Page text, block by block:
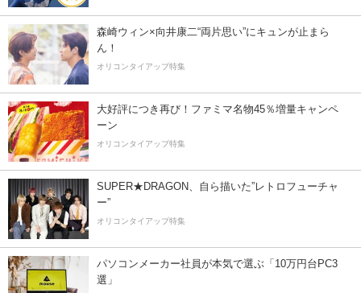
森崎ウィン×向井康二“両片思い”にキュンが止まら
ん！
オリコンタイアップ特集
大好評につき再び！ファミマ名物45％増量キャンペ
ーン
オリコンタイアップ特集
SUPER★DRAGON、自ら描いた”レトロフューチャ
ー”
オリコンタイアップ特集
パソコンメーカー社員が本気で選ぶ「10万円台PC3
選」